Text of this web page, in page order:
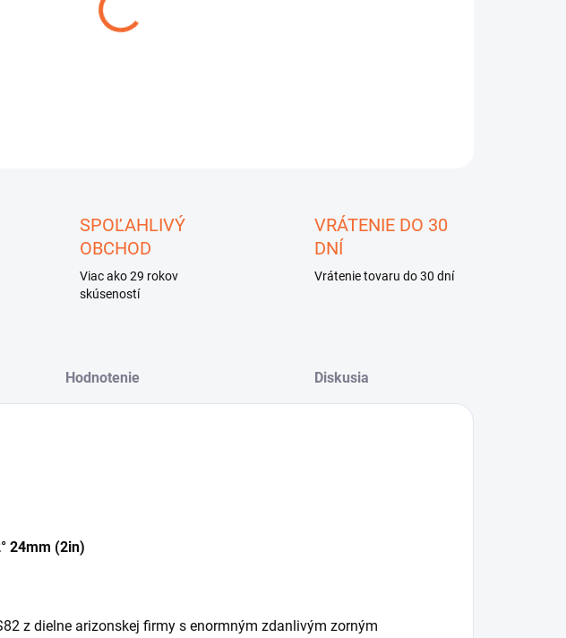
SPOĽAHLIVÝ
OBCHOD
Viac ako 29 rokov
skúseností
VRÁTENIE DO 30
DNÍ
Vrátenie tovaru do 30 dní
Hodnotenie Diskusia
24mm (2in)
z dielne arizonskej firmy s enormným zdanlivým zorným